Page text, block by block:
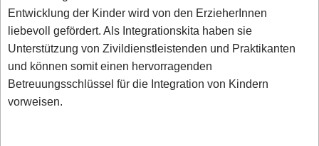
Entwicklung der Kinder wird von den ErzieherInnen
liebevoll gefördert. Als Integrationskita haben sie
Unterstützung von Zivildienstleistenden und Praktikanten
und können somit einen hervorragenden
Betreuungsschlüssel für die Integration von Kindern
vorweisen.